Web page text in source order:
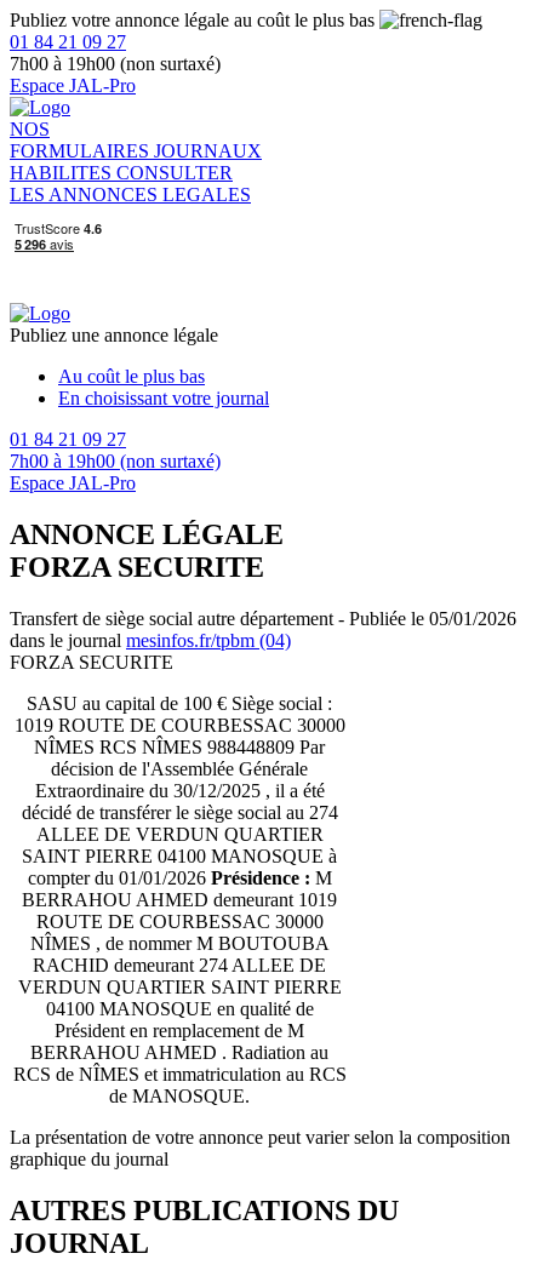
Publiez votre annonce légale au coût le plus bas
01 84 21 09 27
7h00 à 19h00 (non surtaxé)
Espace JAL-Pro
NOS
FORMULAIRES JOURNAUX
HABILITES CONSULTER
LES ANNONCES LEGALES
Publiez une annonce légale
Au coût le plus bas
En choisissant votre journal
01 84 21 09 27
7h00 à 19h00 (non surtaxé)
Espace JAL-Pro
ANNONCE LÉGALE
FORZA SECURITE
Transfert de siège social autre département - Publiée le 05/01/2026
dans le journal mesinfos.fr/tpbm (04)
FORZA SECURITE
SASU au capital de 100 € Siège social :
1019 ROUTE DE COURBESSAC 30000
NÎMES RCS NÎMES 988448809 Par
décision de l'Assemblée Générale
Extraordinaire du 30/12/2025 , il a été
décidé de transférer le siège social au 274
ALLEE DE VERDUN QUARTIER
SAINT PIERRE 04100 MANOSQUE à
compter du 01/01/2026 Présidence : M
BERRAHOU AHMED demeurant 1019
ROUTE DE COURBESSAC 30000
NÎMES , de nommer M BOUTOUBA
RACHID demeurant 274 ALLEE DE
VERDUN QUARTIER SAINT PIERRE
04100 MANOSQUE en qualité de
Président en remplacement de M
BERRAHOU AHMED . Radiation au
RCS de NÎMES et immatriculation au RCS
de MANOSQUE.
La présentation de votre annonce peut varier selon la composition
graphique du journal
AUTRES PUBLICATIONS DU
JOURNAL